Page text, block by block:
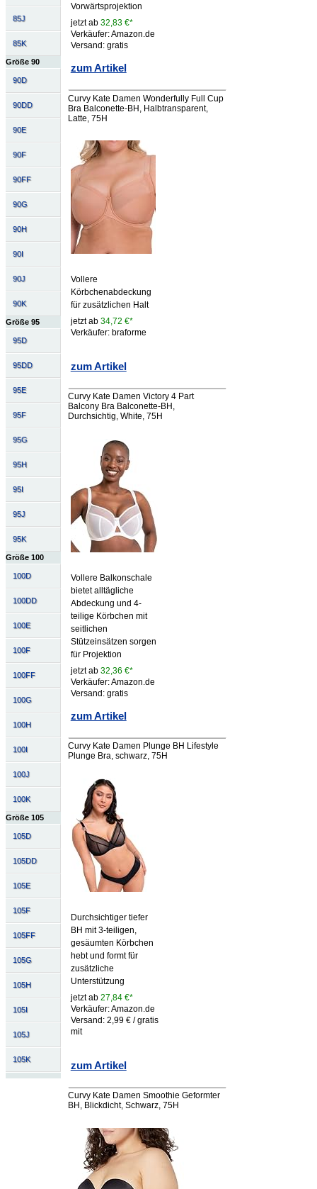
85J
85K
Größe 90
90D
90DD
90E
90F
90FF
90G
90H
90I
90J
90K
Größe 95
95D
95DD
95E
95F
95G
95H
95I
95J
95K
Größe 100
100D
100DD
100E
100F
100FF
100G
100H
100I
100J
100K
Größe 105
105D
105DD
105E
105F
105FF
105G
105H
105I
105J
105K
Vorwärtsprojektion
jetzt ab 32,83 €*
Verkäufer: Amazon.de
Versand: gratis
zum Artikel
Curvy Kate Damen Wonderfully Full Cup
Bra Balconette-BH, Halbtransparent,
Latte, 75H
Vollere
Körbchenabdeckung
für zusätzlichen Halt
jetzt ab 34,72 €*
Verkäufer: braforme
zum Artikel
Curvy Kate Damen Victory 4 Part
Balcony Bra Balconette-BH,
Durchsichtig, White, 75H
Vollere Balkonschale
bietet alltägliche
Abdeckung und 4-
teilige Körbchen mit
seitlichen
Stützeinsätzen sorgen
für Projektion
jetzt ab 32,36 €*
Verkäufer: Amazon.de
Versand: gratis
zum Artikel
Curvy Kate Damen Plunge BH Lifestyle
Plunge Bra, schwarz, 75H
Durchsichtiger tiefer
BH mit 3-teiligen,
gesäumten Körbchen
hebt und formt für
zusätzliche
Unterstützung
jetzt ab 27,84 €*
Verkäufer: Amazon.de
Versand: 2,99 € / gratis
mit
zum Artikel
Curvy Kate Damen Smoothie Geformter
BH, Blickdicht, Schwarz, 75H